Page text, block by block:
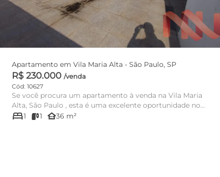
Apartamento em Vila Maria Alta - São Paulo, SP
R$ 230.000 /venda
Cód: 10627
Se você procura um apartamento à venda na Vila Maria
Alta, São Paulo , esta é uma excelente oportunidade no
Cond. Edi...
bed1 1 other_houses36 m²